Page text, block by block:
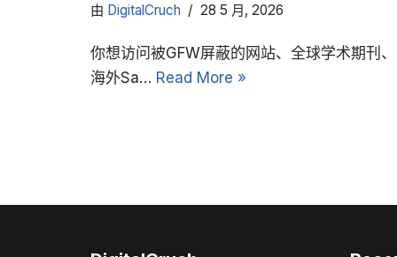
由 DigitalCruch 28 5 月, 2026
你想访问被GFW屏蔽的网站、全球学术期刊、
海外Sa… Read More »